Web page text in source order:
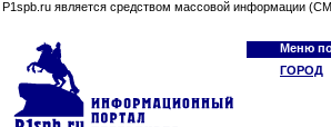
P1spb.ru является средством массовой информации
Меню
ГОРОД